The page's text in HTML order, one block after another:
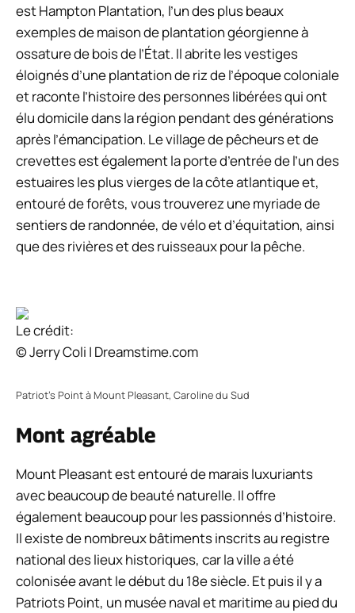
est Hampton Plantation, l’un des plus beaux
exemples de maison de plantation géorgienne à
ossature de bois de l’État. Il abrite les vestiges
éloignés d’une plantation de riz de l’époque coloniale
et raconte l’histoire des personnes libérées qui ont
élu domicile dans la région pendant des générations
après l’émancipation. Le village de pêcheurs et de
crevettes est également la porte d’entrée de l’un des
estuaires les plus vierges de la côte atlantique et,
entouré de forêts, vous trouverez une myriade de
sentiers de randonnée, de vélo et d’équitation, ainsi
que des rivières et des ruisseaux pour la pêche.
Le crédit:
© Jerry Coli | Dreamstime.com
Patriot’s Point à Mount Pleasant, Caroline du Sud
Mont agréable
Mount Pleasant est entouré de marais luxuriants
avec beaucoup de beauté naturelle. Il offre
également beaucoup pour les passionnés d’histoire.
Il existe de nombreux bâtiments inscrits au registre
national des lieux historiques, car la ville a été
colonisée avant le début du 18e siècle. Et puis il y a
Patriots Point, un musée naval et maritime au pied du